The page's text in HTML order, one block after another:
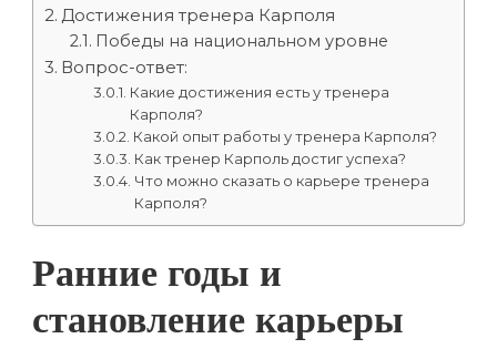
Достижения тренера Карполя
Победы на национальном уровне
Вопрос-ответ:
Какие достижения есть у тренера
Карполя?
Какой опыт работы у тренера Карполя?
Как тренер Карполь достиг успеха?
Что можно сказать о карьере тренера
Карполя?
Ранние годы и
становление карьеры